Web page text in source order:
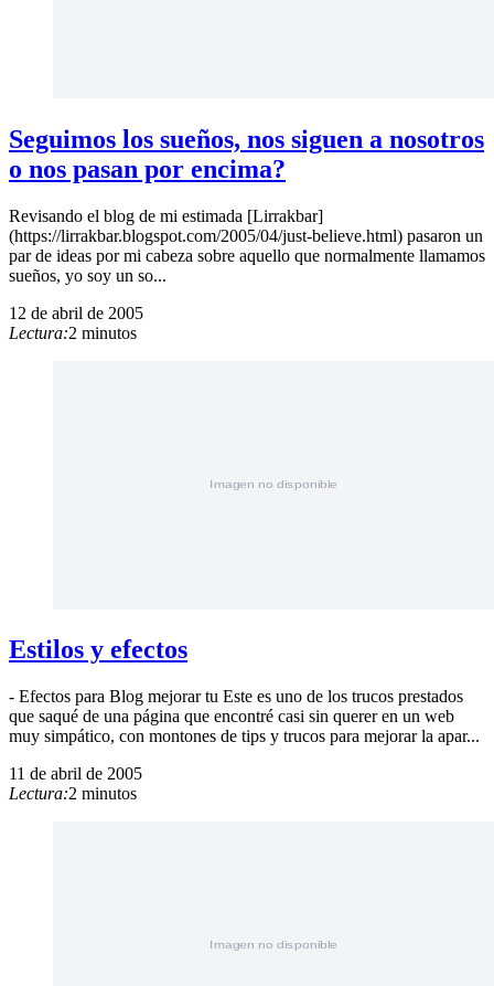
Seguimos los sueños, nos siguen a nosotros
o nos pasan por encima?
Revisando el blog de mi estimada [Lirrakbar]
(https://lirrakbar.blogspot.com/2005/04/just-believe.html) pasaron un
par de ideas por mi cabeza sobre aquello que normalmente llamamos
sueños, yo soy un so...
12 de abril de 2005
Lectura:2 minutos
Estilos y efectos
- Efectos para Blog mejorar tu Este es uno de los trucos prestados
que saqué de una página que encontré casi sin querer en un web
muy simpático, con montones de tips y trucos para mejorar la apar...
11 de abril de 2005
Lectura:2 minutos